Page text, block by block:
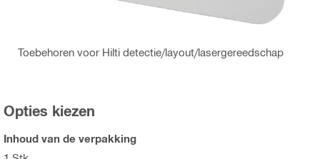
Toebehoren voor Hilti detectie/layout/lasergereedschap
Opties kiezen
Inhoud van de verpakking